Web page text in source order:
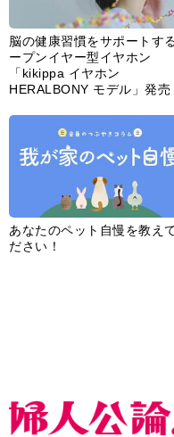
脳の健康習慣をサポートす
ープンイヤー型イヤホン
「kikippa イヤホン
HERALBONY モデル」発売
あなたのペット自慢を教え
ださい！